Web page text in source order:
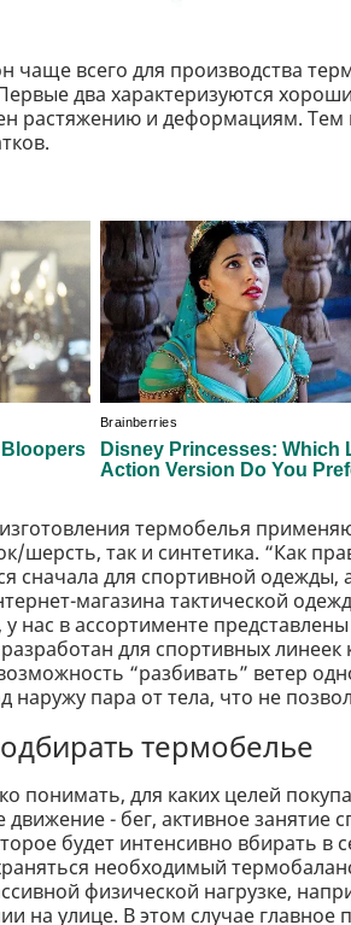
чаще всего для производства
два характеризуются
растяжению и деформациям. Тем
термобелья
шерсть, так и синтетика. “Как
сначала для спортивной одежды,
магазина тактической
нас в ассортименте
для спортивных
“разбивать” ветер
пара от тела, что не
термобелье
понимать, для каких целей
движение - бег, активное
будет интенсивно вбирать
необходимый
физической нагрузке,
на улице. В этом случае